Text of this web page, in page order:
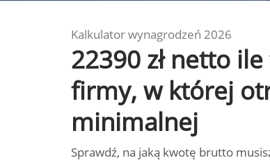
Kalkulator wynagrodzeń 2026
22390 zł netto
firmy, w której
minimalnej
Sprawdź, na jaką kwotę brutto